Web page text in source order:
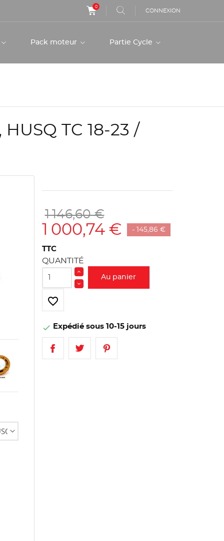
0
CONNEXION
Pack moteur Partie Cycle
HUSQ TC 18-23 /
1 146,60 €
1 000,74 € - 145,86 €
TTC
QUANTITÉ
Au panier
favorite_border
 Expédié sous 10-15 jours